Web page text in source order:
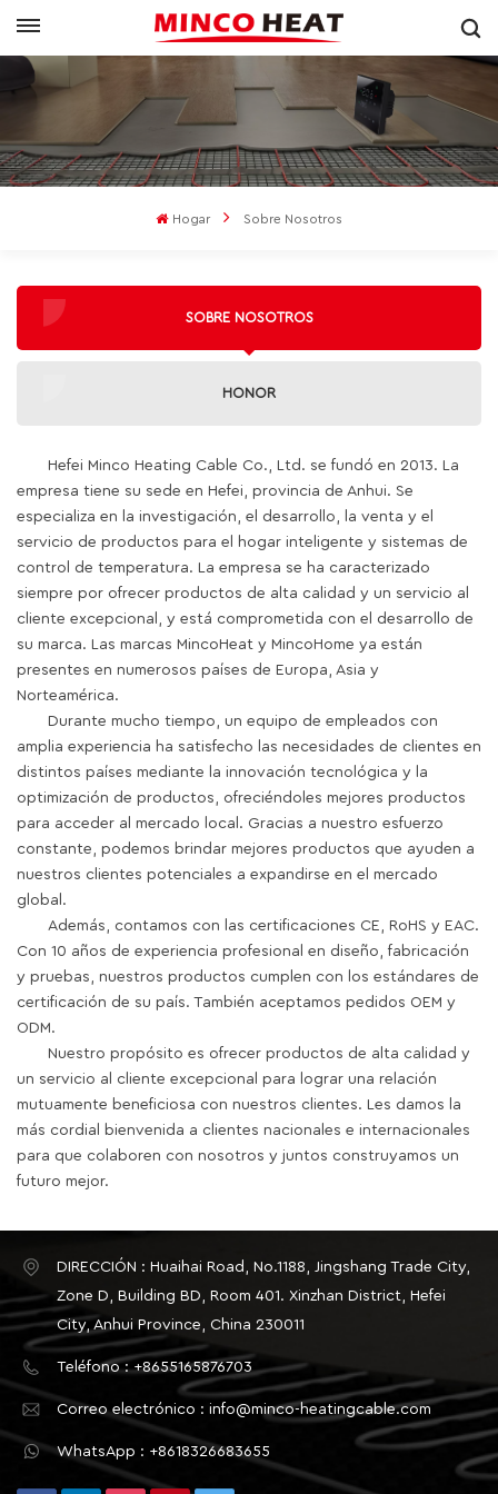
Hogar Sobre Nosotros
SOBRE NOSOTROS
HONOR
Hefei Minco Heating Cable Co., Ltd. se fundó en 2013. La
empresa tiene su sede en Hefei, provincia de Anhui. Se
especializa en la investigación, el desarrollo, la venta y el
servicio de productos para el hogar inteligente y sistemas de
control de temperatura. La empresa se ha caracterizado
siempre por ofrecer productos de alta calidad y un servicio al
cliente excepcional, y está comprometida con el desarrollo de
su marca. Las marcas MincoHeat y MincoHome ya están
presentes en numerosos países de Europa, Asia y
Norteamérica.
Durante mucho tiempo, un equipo de empleados con
amplia experiencia ha satisfecho las necesidades de clientes en
distintos países mediante la innovación tecnológica y la
optimización de productos, ofreciéndoles mejores productos
para acceder al mercado local. Gracias a nuestro esfuerzo
constante, podemos brindar mejores productos que ayuden a
nuestros clientes potenciales a expandirse en el mercado
global.
Además, contamos con las certificaciones CE, RoHS y EAC.
Con 10 años de experiencia profesional en diseño, fabricación
y pruebas, nuestros productos cumplen con los estándares de
certificación de su país. También aceptamos pedidos OEM y
ODM.
Nuestro propósito es ofrecer productos de alta calidad y
un servicio al cliente excepcional para lograr una relación
mutuamente beneficiosa con nuestros clientes. Les damos la
más cordial bienvenida a clientes nacionales e internacionales
para que colaboren con nosotros y juntos construyamos un
futuro mejor.
DIRECCIÓN : Huaihai Road, No.1188, Jingshang Trade City,
Zone D, Building BD, Room 401. Xinzhan District, Hefei
City, Anhui Province, China 230011
Teléfono : +8655165876703
Correo electrónico : info@minco-heatingcable.com
WhatsApp : +8618326683655